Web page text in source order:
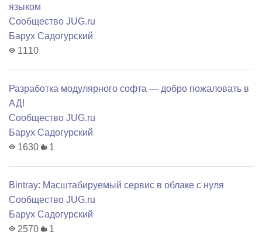
языком
Сообщество JUG.ru
Барух Садогурский
1110
Разработка модулярного софта — добро пожаловать в
АД!
Сообщество JUG.ru
Барух Садогурский
1630
1
Bintray: Масштабируемый сервис в облаке с нуля
Сообщество JUG.ru
Барух Садогурский
2570
1